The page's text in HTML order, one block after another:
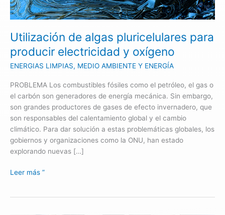
Utilización de algas pluricelulares para
producir electricidad y oxígeno
ENERGIAS LIMPIAS, MEDIO AMBIENTE Y ENERGÍA
PROBLEMA Los combustibles fósiles como el petróleo, el gas o
el carbón son generadores de energía mecánica. Sin embargo,
son grandes productores de gases de efecto invernadero, que
son responsables del calentamiento global y el cambio
climático. Para dar solución a estas problemáticas globales, los
gobiernos y organizaciones como la ONU, han estado
explorando nuevas […]
oxígeno
Leer más ”